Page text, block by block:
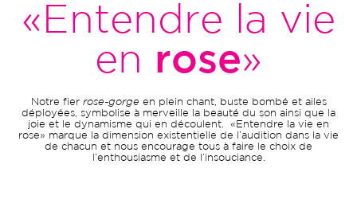
«Entendre la vie
en rose»
Notre fier rose-gorge en plein chant, buste bombé et ailes
déployées, symbolise à merveille la beauté du son ainsi que la
joie et le dynamisme qui en découlent.
«Entendre la vie en
rose» marque la dimension existentielle de l’audition dans la vie
de chacun et nous encourage tous à faire le choix de
l’enthousiasme et de l’insouciance.